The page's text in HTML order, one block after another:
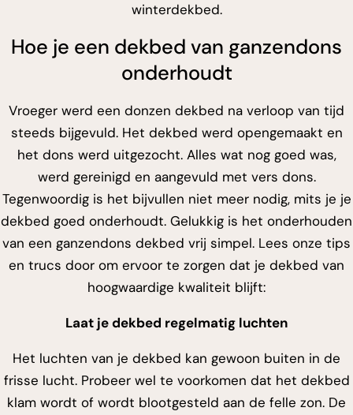
winterdekbed.
Hoe je een dekbed van ganzendons
onderhoudt
Vroeger werd een donzen dekbed na verloop van tijd
steeds bijgevuld. Het dekbed werd opengemaakt en
het dons werd uitgezocht. Alles wat nog goed was,
werd gereinigd en aangevuld met vers dons.
Tegenwoordig is het bijvullen niet meer nodig, mits je je
dekbed goed onderhoudt. Gelukkig is het onderhouden
van een ganzendons dekbed vrij simpel. Lees onze tips
en trucs door om ervoor te zorgen dat je dekbed van
hoogwaardige kwaliteit blijft:
Laat je dekbed regelmatig luchten
Het luchten van je dekbed kan gewoon buiten in de
frisse lucht. Probeer wel te voorkomen dat het dekbed
klam wordt of wordt blootgesteld aan de felle zon. De